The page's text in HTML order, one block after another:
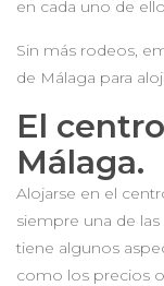
en cada uno de
Sin más rodeos,
de Málaga para
El
Málaga.
Alojarse en el
siempre una de
tiene algunos
como los precios